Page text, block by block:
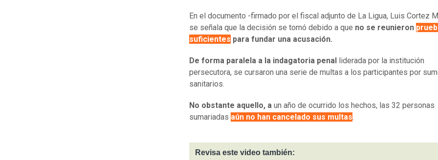
En el documento -firmado por el fiscal adjunto de La Ligua, Luis Cortez
se señala que la decisión se tomó debido a que no se reunieron
suficientes para fundar una acusación.
De forma paralela a la indagatoria penal
liderada por la institución
persecutora, se cursaron una serie de multas a los participantes por
sanitarios.
No obstante aquello, a un año de ocurrido los hechos, las 32 personas
sumariadas aún no han cancelado sus multas.
Revisa este video también: